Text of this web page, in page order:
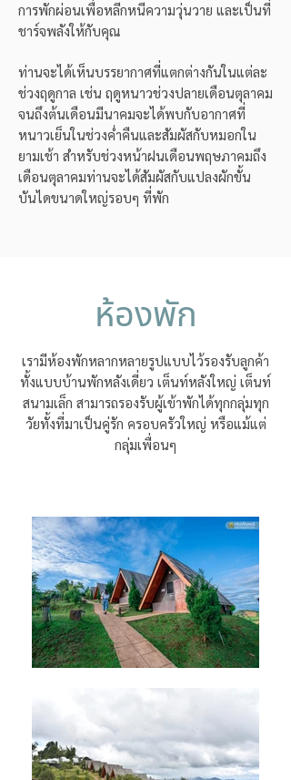
การพักผ่อนเพื่อหลีกหนีความวุ่นวาย และเป็นที่
ชาร์จพลังให้กับคุณ
ท่านจะได้เห็นบรรยากาศที่แตกต่างกันในแต่ละ
ช่วงฤดูกาล เช่น ฤดูหนาวช่วงปลายเดือนตุลาคม
จนถึงต้นเดือนมีนาคมจะได้พบกับอากาศที่
หนาวเย็นในช่วงค่ำคืนและสัมผัสกับหมอกใน
ยามเช้า สำหรับช่วงหน้าฝนเดือนพฤษภาคมถึง
เดือนตุลาคมท่านจะได้สัมผัสกับแปลงผักขั้น
บันไดขนาดใหญ่รอบๆ ที่พัก
ห้องพัก
เรามีห้องพักหลากหลายรูปแบบไว้รองรับลูกค้า
ทั้งแบบบ้านพักหลังเดี่ยว เต็นท์หลังใหญ่ เต็นท์
สนามเล็ก สามารถรองรับผู้เข้าพักได้ทุกกลุ่มทุก
วัยทั้งที่มาเป็นคู่รัก ครอบครัวใหญ่ หรือแม้แต่
กลุ่มเพื่อนๆ